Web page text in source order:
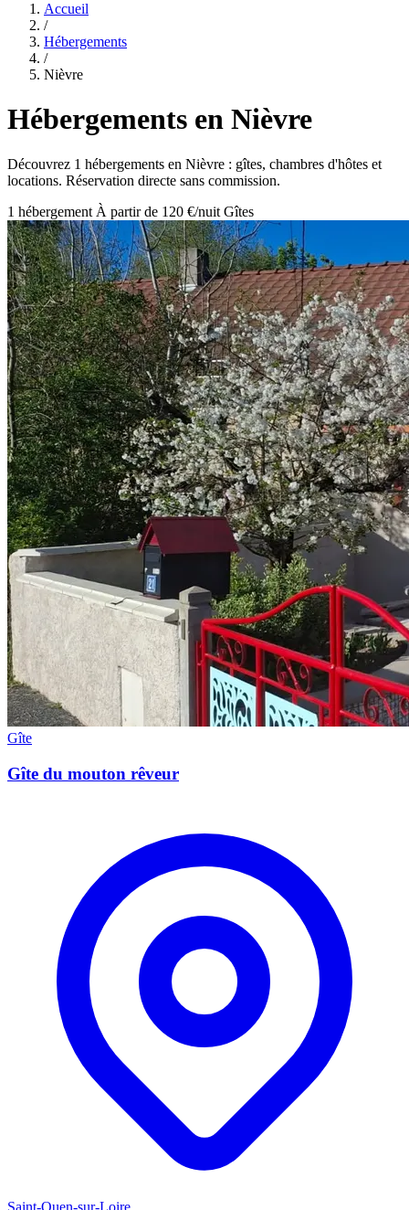
Accueil
/
Hébergements
/
Nièvre
Hébergements en Nièvre
Découvrez 1 hébergements en Nièvre : gîtes, chambres d'hôtes et
locations. Réservation directe sans commission.
1 hébergement À partir de 120 €/nuit Gîtes
Gîte
Gîte du mouton rêveur